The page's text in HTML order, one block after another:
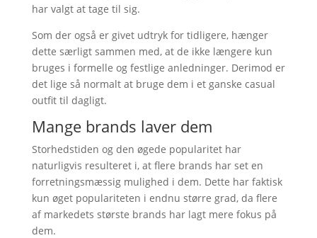
har valgt at tage til sig.
Som der også er givet udtryk for tidligere, hænger
dette særligt sammen med, at de ikke længere kun
bruges i formelle og festlige anledninger. Derimod er
det lige så normalt at bruge dem i et ganske casual
outfit til dagligt.
Mange brands laver dem
Storhedstiden og den øgede popularitet har
naturligvis resulteret i, at flere brands har set en
forretningsmæssig mulighed i dem. Dette har faktisk
kun øget populariteten i endnu større grad, da flere
af markedets største brands har lagt mere fokus på
dem.